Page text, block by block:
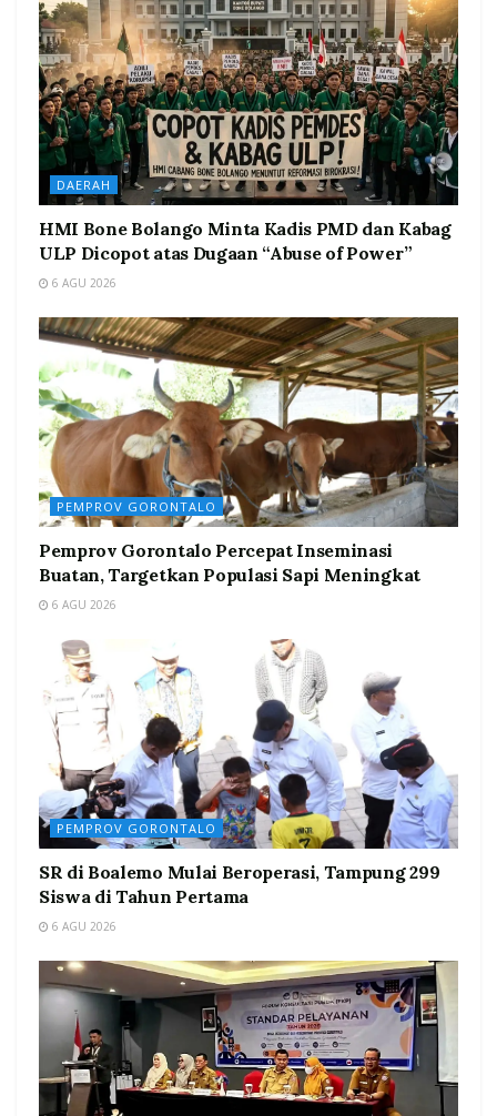
DAERAH
HMI Bone Bolango Minta Kadis PMD dan Kabag
ULP Dicopot atas Dugaan “Abuse of Power”
6 AGU 2026
PEMPROV GORONTALO
Pemprov Gorontalo Percepat Inseminasi
Buatan, Targetkan Populasi Sapi Meningkat
6 AGU 2026
PEMPROV GORONTALO
SR di Boalemo Mulai Beroperasi, Tampung 299
Siswa di Tahun Pertama
6 AGU 2026